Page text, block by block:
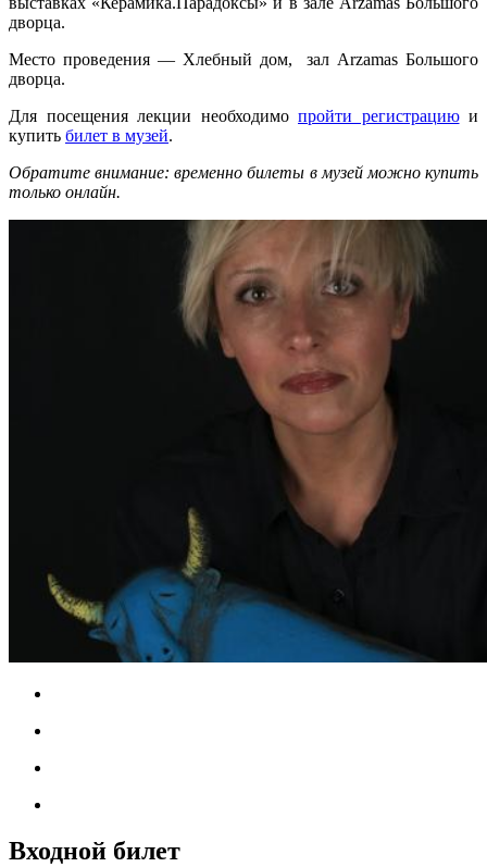
дворца.
Место проведения — Хлебный дом, зал Arzamas Большого
дворца.
Для посещения лекции необходимо пройти регистрациюи
купить билет в музей.
Обратите внимание: временно билеты в музей можно купить
только онлайн.
Входной билет